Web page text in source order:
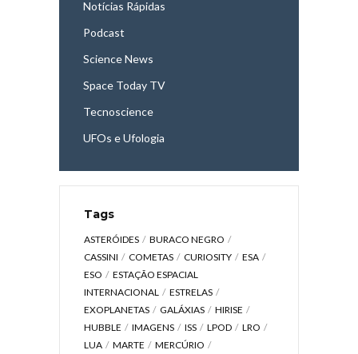
Notícias Rápidas
Podcast
Science News
Space Today TV
Tecnoscience
UFOs e Ufologia
Tags
ASTERÓIDES
BURACO NEGRO
CASSINI
COMETAS CURIOSITY
ESA
ESO
ESTAÇÃO ESPACIAL
INTERNACIONAL
ESTRELAS
EXOPLANETAS
GALÁXIAS
HIRISE
HUBBLE
IMAGENS ISS LPOD
LRO
LUA
MARTE
MERCÚRIO